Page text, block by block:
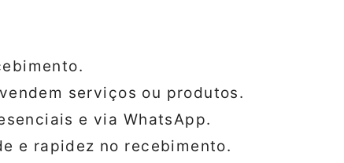
serviços ou produtos.
e via WhatsApp.
e rapidez no recebimento.